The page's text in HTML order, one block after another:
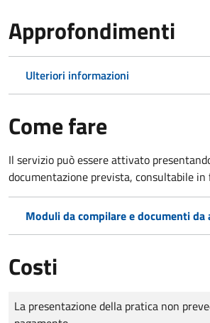
Approfondimenti
Ulteriori informazioni
Come fare
Il servizio può essere attivato
documentazione prevista, consultabile in
Moduli da compilare e documenti da
Costi
Tipo di pagamento
Importo
La presentazione della pratica non